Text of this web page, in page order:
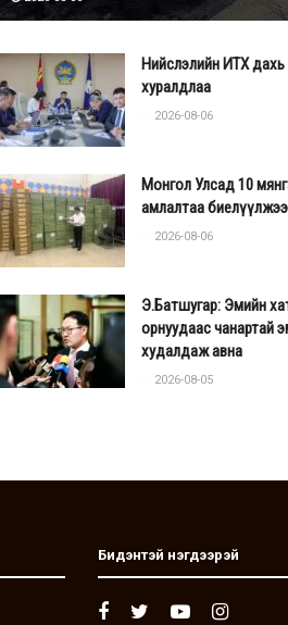
Нийслэлийн ИТХ
хуралдлаа
2026-08-06
Монгол Улсад 10
амлалтаа биелүүлжээ
2026-08-06
Э.Батшугар: Эмийн
орнуудаас чанартай
худалдаж авна
2026-08-05
Бидэнтэй нэгдээрэй